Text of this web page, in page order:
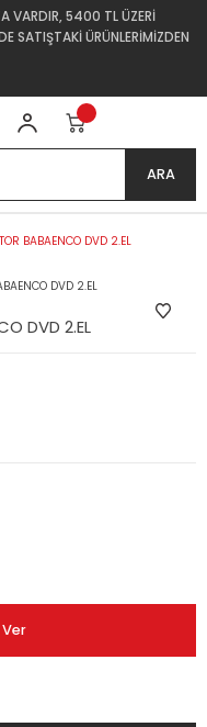
VARDIR, 5400 TL ÜZERİ
SATIŞTAKİ ÜRÜNLERİMİZDEN
ARA
BABAENCO DVD 2.EL
DVD 2.EL